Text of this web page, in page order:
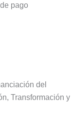
pago
del
Transformación y